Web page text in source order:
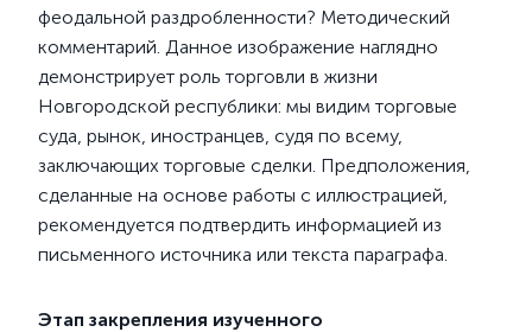
феодальной раздробленности? Методический
комментарий. Данное изображение наглядно
демонстрирует роль торговли в жизни
Новгородской республики: мы видим торговые
суда, рынок, иностранцев, судя по всему,
заключающих торговые сделки. Предположения,
сделанные на основе работы с иллюстрацией,
рекомендуется подтвердить информацией из
письменного источника или текста параграфа.
Этап закрепления изученного